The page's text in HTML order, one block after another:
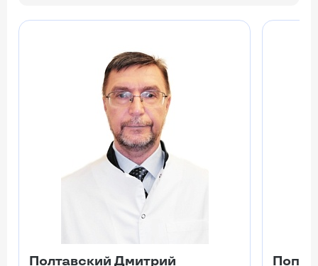
Полтавский Дмитрий